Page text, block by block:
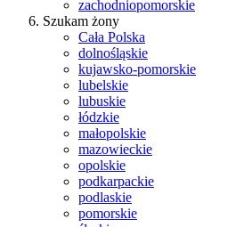
zachodniopomorskie
Szukam żony
Cała Polska
dolnośląskie
kujawsko-pomorskie
lubelskie
lubuskie
łódzkie
małopolskie
mazowieckie
opolskie
podkarpackie
podlaskie
pomorskie